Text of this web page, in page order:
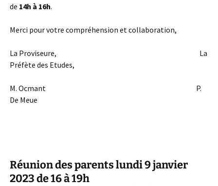
de 14h à 16h.
Merci pour votre compréhension et collaboration,
La Proviseure, La
Préfète des Etudes,
M. Ocmant P.
De Meue
Réunion des parents lundi 9 janvier
2023 de 16 à 19h